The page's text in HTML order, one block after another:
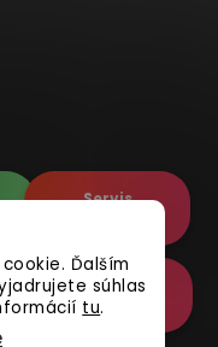
Ďalším
súhlas
tu.
Servis
Online
Reklamácia